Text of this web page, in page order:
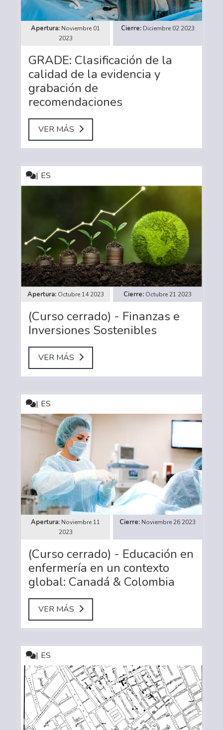
Noviembre 01
2023
Diciembre 02 2023
GRADE: Clasificación de la
calidad de la evidencia y
grabación de
recomendaciones
VER MÁS
ES
Octubre 14 2023 Octubre 21 2023
(Curso cerrado) - Finanzas e
Inversiones Sostenibles
VER MÁS
ES
Noviembre 11
2023
Noviembre 26 2023
(Curso cerrado) - Educación en
enfermería en un contexto
global: Canadá & Colombia
VER MÁS
ES